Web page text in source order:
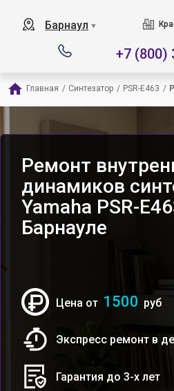
Барнаул ▼
+7 (800)
Главная / Синтезатор / PSR-E463 /
Ремонт
динамиков
Yamaha PSR-
Барнауле
Цена от 1500 руб
Экспресс ремонт в
Гарантия до 3-х лет